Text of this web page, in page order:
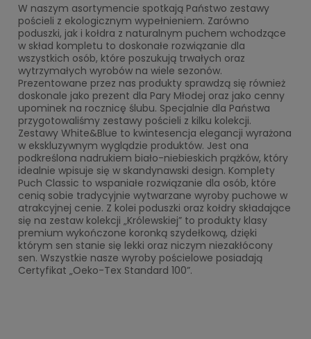
W naszym asortymencie spotkają Państwo zestawy
pościeli z ekologicznym wypełnieniem. Zarówno
poduszki, jak i kołdra z naturalnym puchem wchodzące
w skład kompletu to doskonałe rozwiązanie dla
wszystkich osób, które poszukują trwałych oraz
wytrzymałych wyrobów na wiele sezonów.
Prezentowane przez nas produkty sprawdzą się również
doskonale jako prezent dla Pary Młodej oraz jako cenny
upominek na rocznicę ślubu. Specjalnie dla Państwa
przygotowaliśmy zestawy pościeli z kilku kolekcji.
Zestawy White&Blue to kwintesencja elegancji wyrażona
w ekskluzywnym wyglądzie produktów. Jest ona
podkreślona nadrukiem biało-niebieskich prążków, który
idealnie wpisuje się w skandynawski design. Komplety
Puch Classic to wspaniałe rozwiązanie dla osób, które
cenią sobie tradycyjnie wytwarzane wyroby puchowe w
atrakcyjnej cenie. Z kolei poduszki oraz kołdry składające
się na zestaw kolekcji „Królewskiej” to produkty klasy
premium wykończone koronką szydełkową, dzięki
którym sen stanie się lekki oraz niczym niezakłócony
sen. Wszystkie nasze wyroby pościelowe posiadają
Certyfikat „Oeko-Tex Standard 100”.